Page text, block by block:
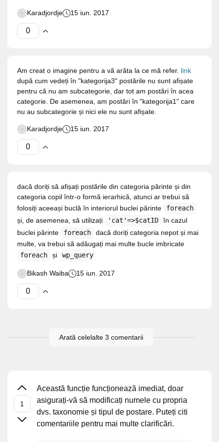
Karadjordje 15 iun. 2017
Am creat o imagine pentru a vă arăta la ce mă refer. link
după cum vedeți în "kategorija3" postările nu sunt afișate
pentru că nu am subcategorie, dar tot am postări în acea
categorie. De asemenea, am postări în "kategorija1" care
nu au subcategorie și nici ele nu sunt afișate.
Karadjordje 15 iun. 2017
dacă doriți să afișați postările din categoria părinte și din
categoria copil într-o formă ierarhică, atunci ar trebui să
folosiți aceeași buclă în interiorul buclei părinte
foreach
și, de asemenea, să utilizați
'cat'=>$catID în cazul
buclei părinte
foreach
dacă doriți categoria nepot și mai
multe, va trebui să adăugați mai multe bucle imbricate
foreach
și wp_query
Bikash Waiba 15 iun. 2017
Arată celelalte 3 comentarii
Această funcție funcționează imediat, doar
asigurați-vă să modificați numele cu propria
dvs. taxonomie și tipul de postare. Puteți citi
comentariile pentru mai multe clarificări.